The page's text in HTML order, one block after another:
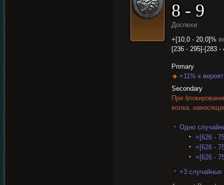
8 - 9
Доспехи
+[10,0 - 20,0]%
[236 - 295]-[283
Primary
+11% к
Secondary
При
волка,
Одно
+[626 -
+[626 -
+[626 -
+3 случайных